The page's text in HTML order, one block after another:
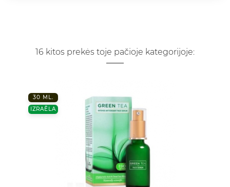
16 kitos prekės toje pačioje kategorijoje:
30 ML.
IZRAĒLA